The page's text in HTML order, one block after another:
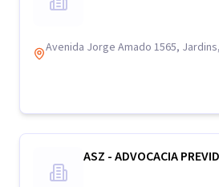
Avenida Jorge Amado 1565,
ASZ - ADVOCACIA